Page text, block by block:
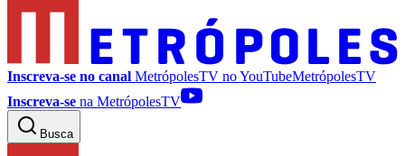
Inscreva-se no canal MetrópolesTV noYouTubeMetrópolesTV
Inscreva-se na MetrópolesTV
Busca